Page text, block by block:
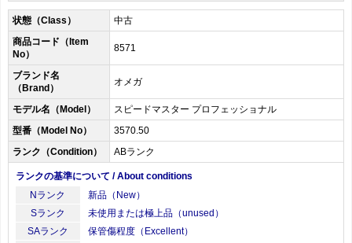
状態（Class）
中古
商品コード（Item
No）
8571
ブランド名
（Brand）
オメガ
モデル名（Model）
スピードマスター プロフェッショナル
型番（Model No）
3570.50
ランク（Condition）
ABランク
ランクの基準について / About conditions
Nランク
新品（New）
Sランク
未使用または極上品（unused）
SAランク
保管傷程度（Excellent）